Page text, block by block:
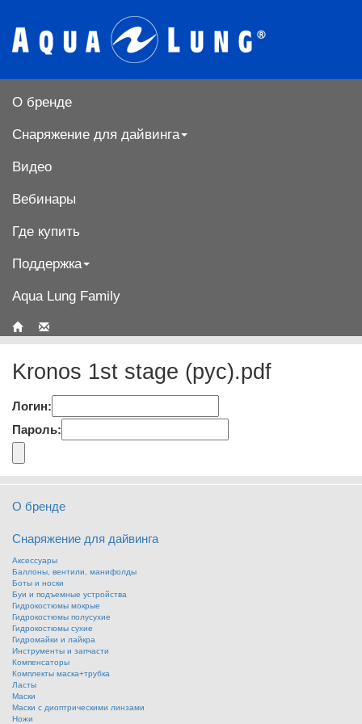
О бренде
Снаряжение для дайвинга
Видео
Вебинары
Где купить
Поддержка
Aqua Lung Family
Kronos 1st stage (рус).pdf
Логин:
Пароль:
О бренде
Снаряжение для дайвинга
Аксессуары
Баллоны, вентили, манифолды
Боты и носки
Буи и подъемные устройства
Гидрокостюмы мокрые
Гидрокостюмы полусухие
Гидрокостюмы сухие
Гидромайки и лайкра
Инструменты и запчасти
Компенсаторы
Комплекты маска+трубка
Ласты
Маски
Маски с диоптрическими линзами
Ножи